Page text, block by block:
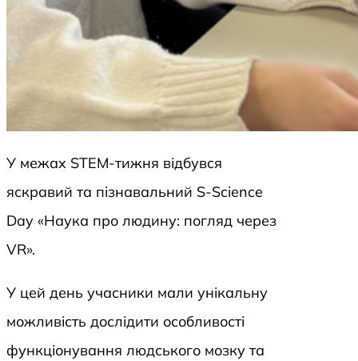
У межах STEM-тижня відбувся
яскравий та пізнавальний S-Science
Day «Наука про людину: погляд через
VR».
У цей день учасники мали унікальну
можливість дослідити особливості
функціонування людського мозку та